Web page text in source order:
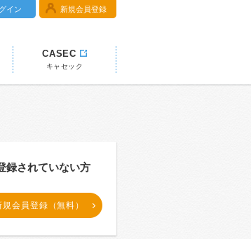
イン 新規会員登録
CASEC
キャセック
録されていない方
規会員登録（無料）